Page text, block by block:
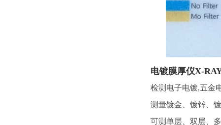
电镀膜厚仪X-
检测电子电镀,五金
测量镀金、镀锌、
可测单层、双层、